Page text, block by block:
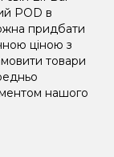
POD в
придбати
ціною з
товари
нашого